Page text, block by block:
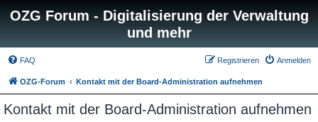
OZG Forum - Digitalisierung der Verwaltung
und mehr
FAQ Anmelden
Registrieren
OZG-Forum Kontakt mit der Board-Administration aufnehmen
Kontakt mit der Board-Administration aufnehmen